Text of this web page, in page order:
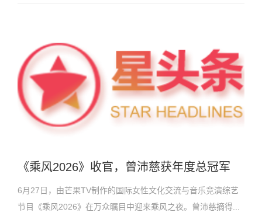
《乘风2026》收官，曾沛慈获年度总冠军
6月27日，由芒果TV制作的国际女性文化交流与音乐竞演综艺
节目《乘风2026》在万众瞩目中迎来乘风之夜。曾沛慈摘得...